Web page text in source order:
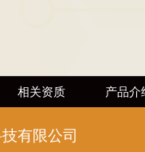
相关资质 产品介
有限公司